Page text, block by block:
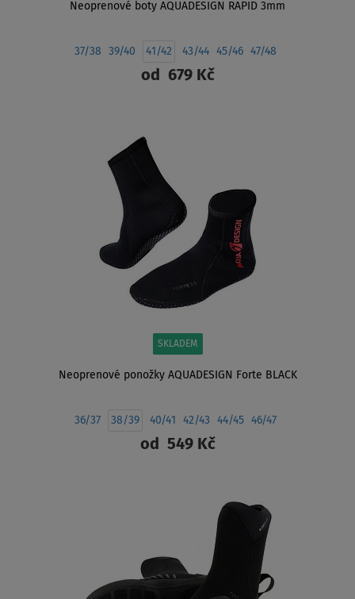
Neoprenové boty AQUADESIGN RAPID 3mm
37/38 39/40 41/42 43/44 45/46 47/48
od 679 Kč
SKLADEM
Neoprenové ponožky AQUADESIGN Forte BLACK
36/37 38/39 40/41 42/43 44/45 46/47
od 549 Kč